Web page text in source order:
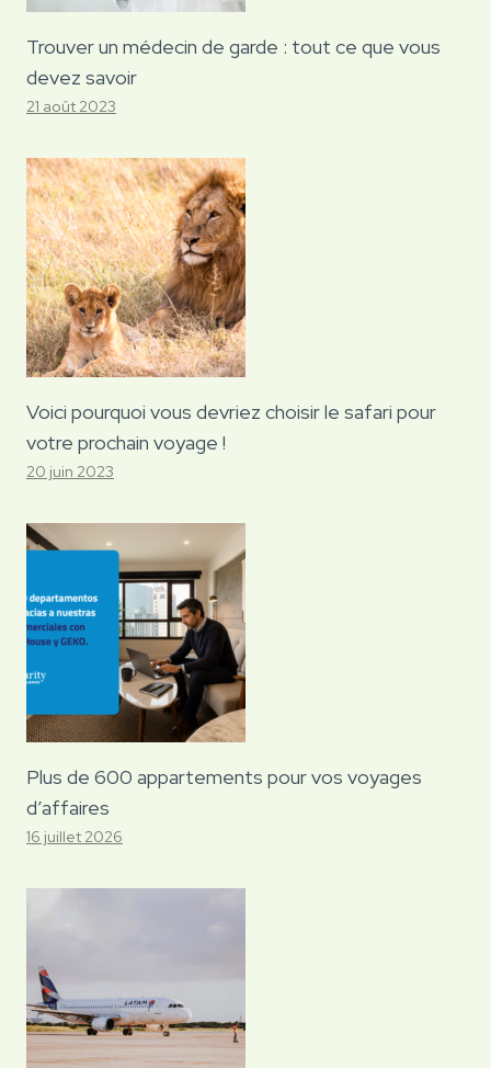
Trouver un médecin de garde : tout ce que vous
devez savoir
21 août 2023
Voici pourquoi vous devriez choisir le safari pour
votre prochain voyage !
20 juin 2023
Plus de 600 appartements pour vos voyages
d’affaires
16 juillet 2026